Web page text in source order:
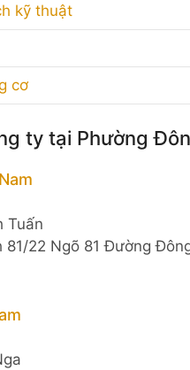
kỹ thuật
cơ
ty tại Phường
Tuấn
81/22 Ngõ 81 Đường